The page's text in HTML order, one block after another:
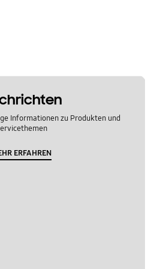
Informationen zu Produkten und
ERFAHREN